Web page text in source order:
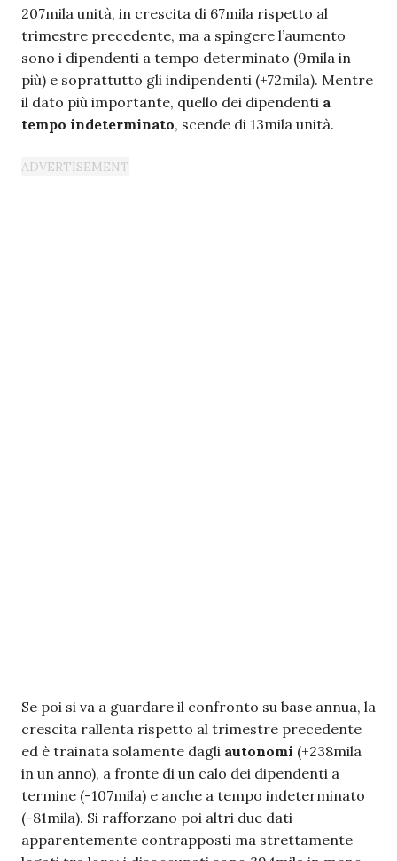
207mila unità, in crescita di 67mila rispetto al
trimestre precedente, ma a spingere l’aumento
sono i dipendenti a tempo determinato (9mila in
più) e soprattutto gli indipendenti (+72mila). Mentre
il dato più importante, quello dei dipendenti a
tempo indeterminato, scende di 13mila unità.
Se poi si va a guardare il confronto su base annua, la
crescita rallenta rispetto al trimestre precedente
ed è trainata solamente dagli autonomi (+238mila
in un anno), a fronte di un calo dei dipendenti a
termine (-107mila) e anche a tempo indeterminato
(-81mila). Si rafforzano poi altri due dati
apparentemente contrapposti ma strettamente